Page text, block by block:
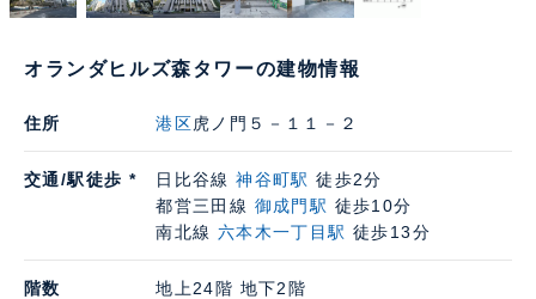
オランダヒルズ森タワーの建物情報
住所 港区虎ノ門５－１１－２
交通/駅徒歩 * 日比谷線神谷町駅 徒歩2分
都営三田線 御成門駅 徒歩10分
南北線 六本木一丁目駅 徒歩13分
階数 地上24階 地下2階